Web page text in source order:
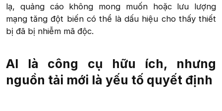
lạ, quảng cáo không mong muốn hoặc lưu lượng
mạng tăng đột biến có thể là dấu hiệu cho thấy thiết
bị đã bị nhiễm mã độc.​
AI là công cụ hữu ích, nhưng
nguồn tải mới là yếu tố quyết định​